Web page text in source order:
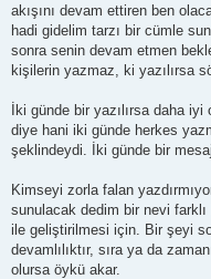
akışını devam ettiren ben
hadi gidelim tarzı bir cümle
sonra senin devam etmen
kişilerin yazmaz, ki yazılırsa
İki günde bir yazılırsa daha
diye hani iki günde herkes
şeklindeydi. İki günde bir
Kimseyi zorla falan
sunulacak dedim bir nevi farklı
ile geliştirilmesi için. Bir şeyi
devamlılıktır, sıra ya da
olursa öykü akar.